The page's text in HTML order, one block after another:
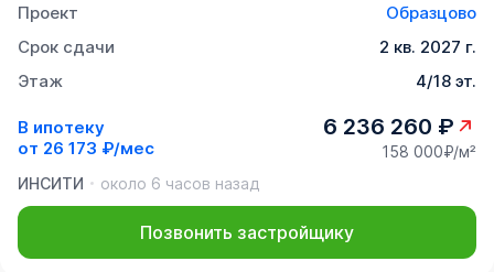
Проект
Образцово
Срок сдачи
2 кв. 2027 г.
Этаж
4/18 эт.
В ипотеку
от 26 173 ₽/мес
6 236 260 ₽
158 000₽/м²
ИНСИТИ
около 6 часов назад
Позвонить застройщику